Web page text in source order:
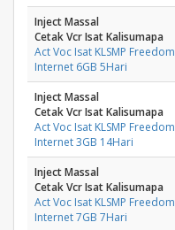
Inject Massal
Cetak Vcr Isat Kalisumapa
Act Voc Isat KLSMP Freedom
Internet 6GB 5Hari
Inject Massal
Cetak Vcr Isat Kalisumapa
Act Voc Isat KLSMP Freedom
Internet 3GB 14Hari
Inject Massal
Cetak Vcr Isat Kalisumapa
Act Voc Isat KLSMP Freedom
Internet 7GB 7Hari